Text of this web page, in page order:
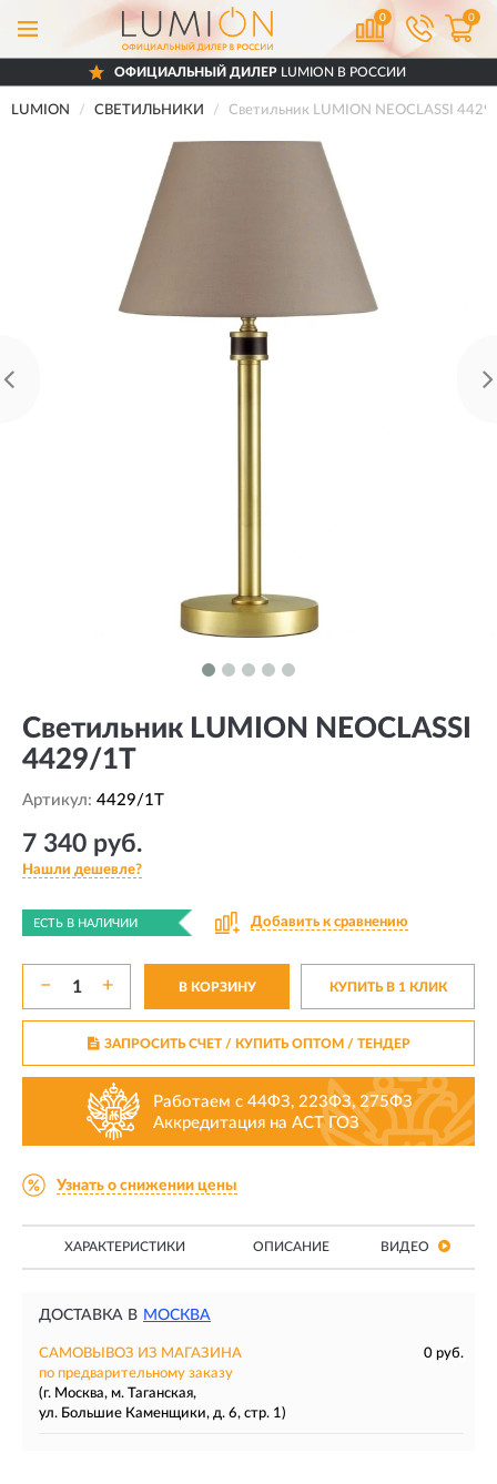
0 0
ОФИЦИАЛЬНЫЙ ДИЛЕР LUMION В РОССИИ
LUMION СВЕТИЛЬНИКИ Светильник LUMION NEOCLASSI
Светильник LUMION NEOCLASSI
4429/1T
Артикул: 4429/1T
7 340 руб.
Нашли дешевле?
ЕСТЬ В НАЛИЧИИ Добавить к сравнению
− + В КОРЗИНУ КУПИТЬ В 1 КЛИК
ЗАПРОСИТЬ СЧЕТ / КУПИТЬ ОПТОМ/ ТЕНДЕР
Работаем с 44ФЗ, 223ФЗ, 275ФЗ
Аккредитация на АСТ ГОЗ
Узнать о снижении цены
ХАРАКТЕРИСТИКИ ОПИСАНИЕ ВИДЕО
ДОСТАВКА В МОСКВА
САМОВЫВОЗ ИЗ МАГАЗИНА
0 руб.
по предварительному заказу
(г. Москва, м. Таганская,
ул. Большие Каменщики, д. 6, стр. 1)